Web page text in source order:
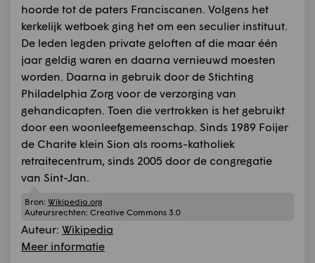
hoorde tot de paters Franciscanen. Volgens het
kerkelijk wetboek ging het om een seculier instituut.
De leden legden private geloften af die maar één
jaar geldig waren en daarna vernieuwd moesten
worden. Daarna in gebruik door de Stichting
Philadelphia Zorg voor de verzorging van
gehandicapten. Toen die vertrokken is het gebruikt
door een woonleefgemeenschap. Sinds 1989 Foijer
de Charite klein Sion als rooms-katholiek
retraitecentrum, sinds 2005 door de congregatie
van Sint-Jan.
Bron: Wikipedia.org
Auteursrechten: Creative Commons 3.0
Auteur: Wikipedia
Meer informatie